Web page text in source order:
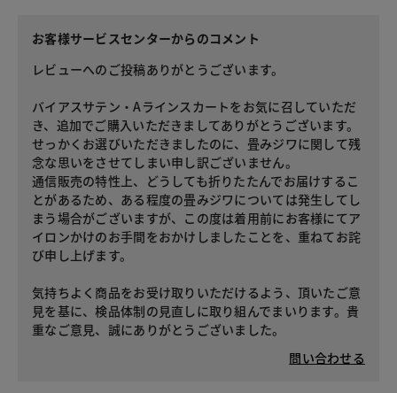
お客様サービスセンターからのコメント
レビューへのご投稿ありがとうございます。
バイアスサテン・Aラインスカートをお気に召していただ
き、追加でご購入いただきましてありがとうございます。
せっかくお選びいただきましたのに、畳みジワに関して残
念な思いをさせてしまい申し訳ございません。
通信販売の特性上、どうしても折りたたんでお届けするこ
とがあるため、ある程度の畳みジワについては発生してし
まう場合がございますが、この度は着用前にお客様にてア
イロンかけのお手間をおかけしましたことを、重ねてお詫
び申し上げます。
気持ちよく商品をお受け取りいただけるよう、頂いたご意
見を基に、検品体制の見直しに取り組んでまいります。貴
重なご意見、誠にありがとうございました。
問い合わせる